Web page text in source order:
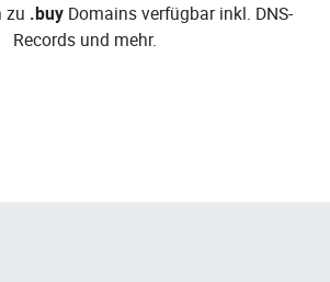
zu .buyDomains verfügbar inkl. DNS-
Records und mehr.